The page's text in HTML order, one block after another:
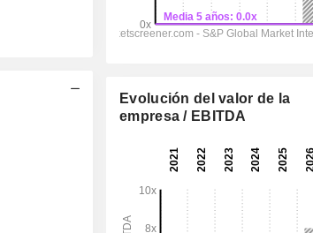
Evolución del valor de la
empresa / EBITDA